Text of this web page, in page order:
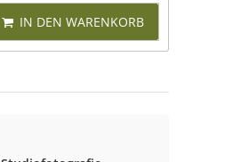
IN DEN WARENKORB